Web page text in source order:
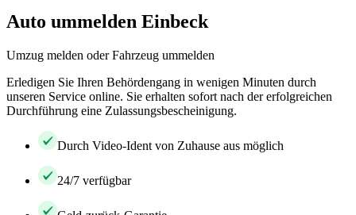
Auto ummelden Einbeck
Umzug melden oder Fahrzeug ummelden
Erledigen Sie Ihren Behördengang in wenigen Minuten durch
unseren Service online. Sie erhalten sofort nach der erfolgreichen
Durchführung eine Zulassungsbescheinigung.
Durch Video-Ident von Zuhause aus möglich
24/7 verfügbar